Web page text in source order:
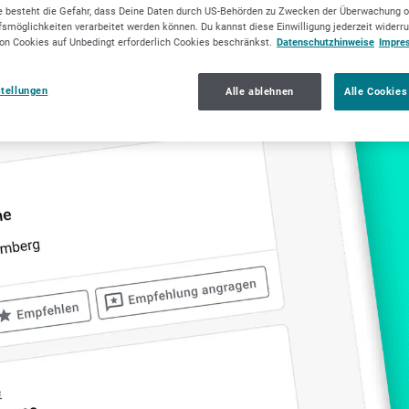
Trinkwasseraufbereitung
besteht die Gefahr, dass Deine Daten durch US-Behörden zu Zwecken der Überwachung
verarbeitet werden können. Du kannst diese Einwilligung jederzeit
Cookies auf Unbedingt erforderlich Cookies beschränkst. Datenschutzhinweise
Alle ablehnen Alle